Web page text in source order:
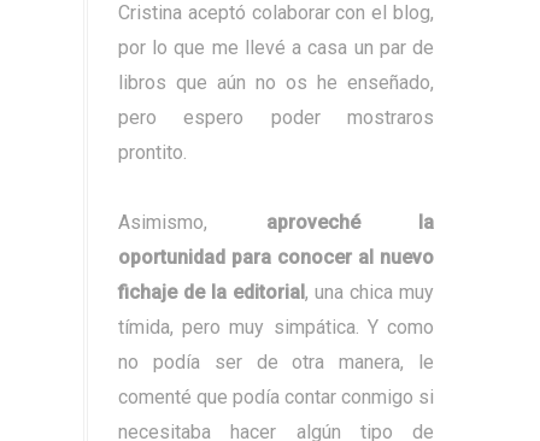
Cristina aceptó colaborar con el blog,
por lo que me llevé a casa un par de
libros que aún no os he enseñado,
pero espero poder mostraros
prontito.
Asimismo, aproveché la
oportunidad para conocer al nuevo
fichaje de la editorial , una chica muy
tímida, pero muy simpática. Y como
no podía ser de otra manera, le
comenté que podía contar conmigo si
necesitaba hacer algún tipo de